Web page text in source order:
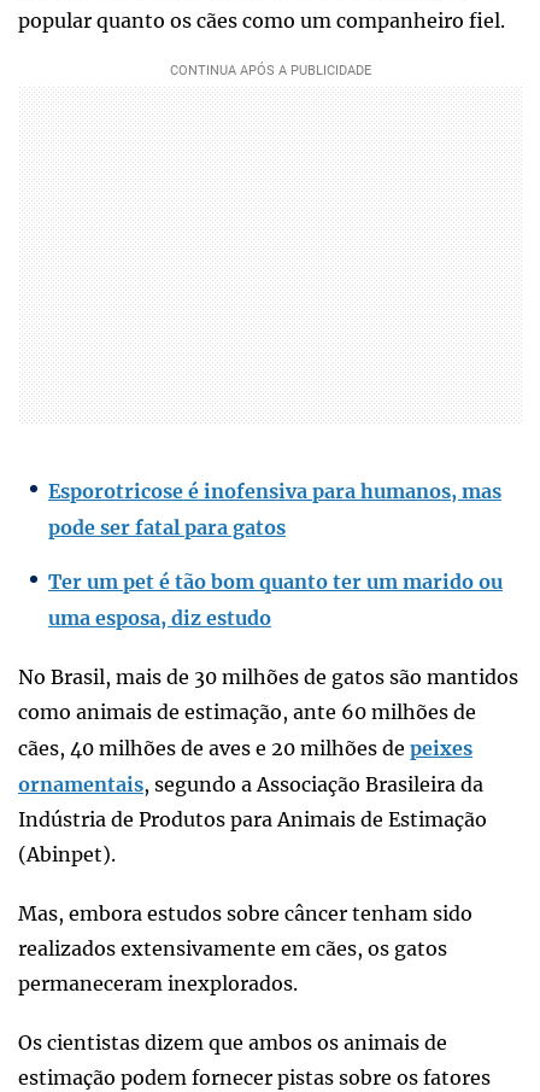
popular quanto os cães como um companheiro fiel.
Esporotricose é inofensiva para humanos, mas
pode ser fatal para gatos
Ter um pet é tão bom quanto ter um marido ou
uma esposa, diz estudo
No Brasil, mais de 30 milhões de gatos são mantidos
como animais de estimação, ante 60 milhões de
cães, 40 milhões de aves e 20 milhões de peixes
ornamentais, segundo a Associação Brasileira da
Indústria de Produtos para Animais de Estimação
(Abinpet).
Mas, embora estudos sobre câncer tenham sido
realizados extensivamente em cães, os gatos
permaneceram inexplorados.
Os cientistas dizem que ambos os animais de
estimação podem fornecer pistas sobre os fatores